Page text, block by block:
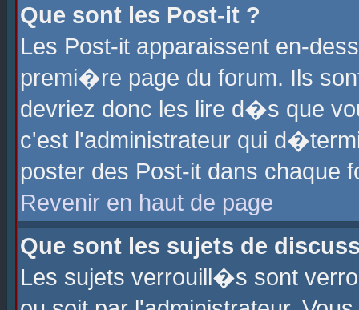
Que sont les Post-it ?
Les Post-it apparaissent en-
premi�re page du forum. Ils
devriez donc les lire d�s que
c'est l'administrateur qui
poster des Post-it dans chaque
Revenir en haut de page
Que sont les sujets de
Les sujets verrouill�s sont